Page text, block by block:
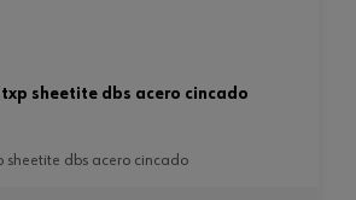
sheetite dbs acero cincado
sheetite dbs acero cincado